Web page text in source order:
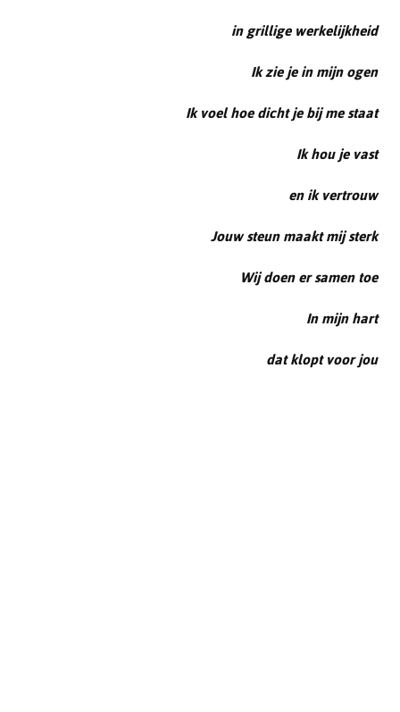
in grillige werkelijkheid
Ik zie je in mijn ogen
Ik voel hoe dicht je bij me staat
Ik hou je vast
en ik vertrouw
Jouw steun maakt mij sterk
Wij doen er samen toe
In mijn hart
dat klopt voor jou